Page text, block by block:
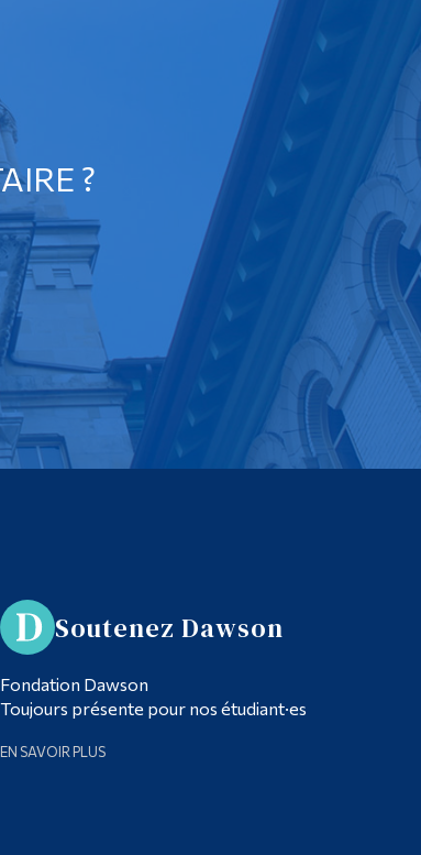
?
Soutenez Dawson
Fondation Dawson
Toujours présente pour nos étudiant·es
EN SAVOIR PLUS